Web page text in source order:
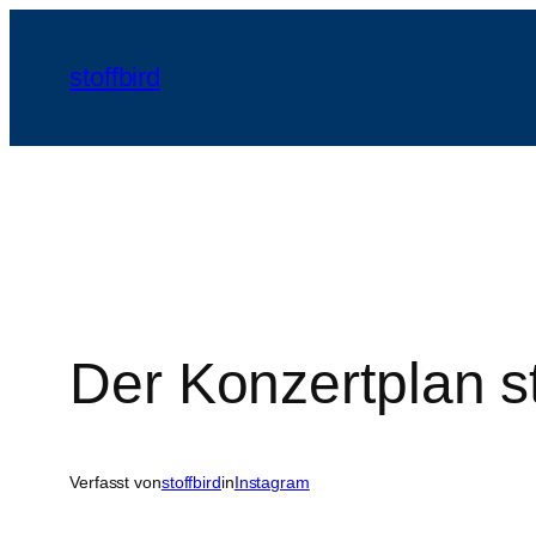
springen
stoffbird
Der Konzertplan
Verfasst vonstoffbirdinInstagram